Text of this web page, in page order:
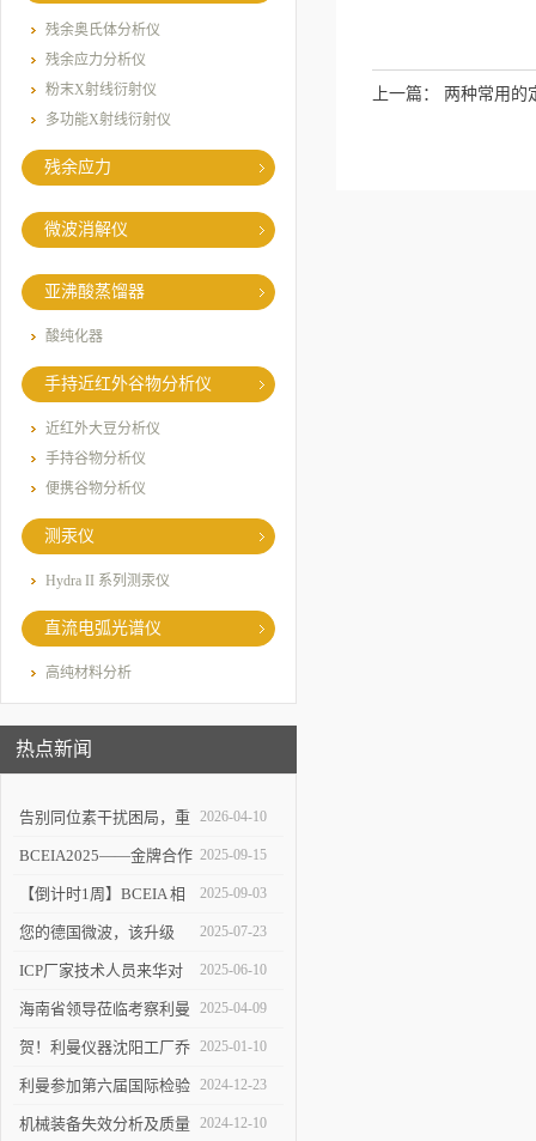
残余奥氏体分析仪
残余应力分析仪
粉末X射线衍射仪
多功能X射线衍射仪
残余应力
微波消解仪
亚沸酸蒸馏器
酸纯化器
手持近红外谷物分析仪
近红外大豆分析仪
手持谷物分析仪
便携谷物分析仪
测汞仪
Hydra II 系列测汞仪
直流电弧光谱仪
高纯材料分析
热点新闻
告别同位素干扰困局，重
塑 ICP-MS 分析新境界！
2026-04-10
BCEIA2025——金牌合作
伙伴的见证
2025-09-15
【倒计时1周】BCEIA 相
约利曼 不见不散 9.10-12
2025-09-03
您的德国微波，该升级
了！
2025-07-23
ICP厂家技术人员来华对
利曼进行培训
2025-06-10
海南省领导莅临考察利曼
仪器沈阳工厂
2025-04-09
贺！利曼仪器沈阳工厂乔
迁新址
2025-01-10
利曼参加第六届国际检验
检测技术与装备博览会
2024-12-23
机械装备失效分析及质量 2024-12-10
上一篇： 两种常用的